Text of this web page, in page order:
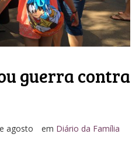
guerra contra
agosto em Diário da Família